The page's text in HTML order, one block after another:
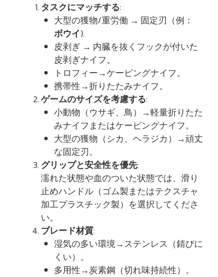
タスクにマッチする:
大型の獲物/重労働 → 固定刃（例：
ボウイ).
皮剥ぎ → 内臓を抜くフックが付いた
皮剥ぎナイフ。
トロフィー→ケーピングナイフ。
携帯性→折りたたみナイフ。
ゲームのサイズを考慮する:
小動物（ウサギ、鳥）→軽量折りたた
みナイフまたはケーピングナイフ。
大型の獲物（シカ、ヘラジカ）→頑丈
な固定刃。
グリップと安全性を優先:
濡れた状態や血のついた状態では、滑り
止めハンドル（ゴム製またはテクスチャ
加工プラスチック製）を選択してくださ
い。
ブレード材質:
湿気の多い環境→ステンレス（錆びに
くい）。
多用性→炭素鋼（切れ味持続性）。